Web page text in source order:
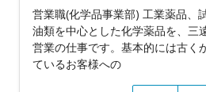
営業職(化学品事業部) 工業薬品、
油類を中心とした化学薬品を、三
営業の仕事です。基本的には古く
ているお客様への